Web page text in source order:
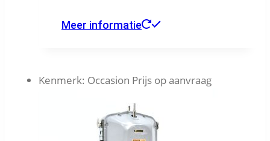
Meer informatie
Kenmerk: Occasion Prijs op aanvraag